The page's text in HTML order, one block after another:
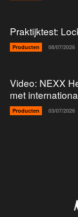
Praktijktest:
Producten 08/07/2026
Video: NEXX
met
Producten 03/07/2026